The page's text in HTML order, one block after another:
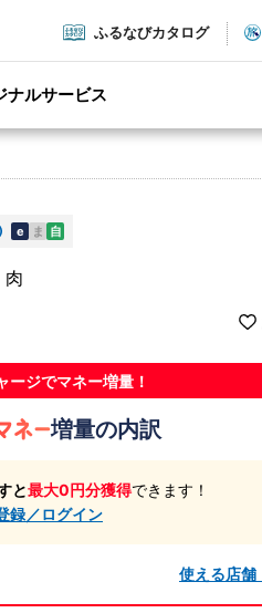
ふるなびカタログ
ナルサービス
e ま 自
肉
ージでマネー増量！
増量の内訳
と最大0円分獲得できます！
録／ログイン
使える店舗